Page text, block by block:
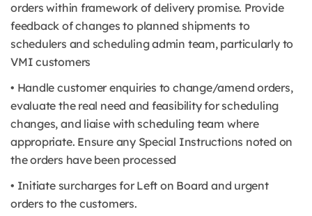
orders within framework of delivery promise. Provide
feedback of changes to planned shipments to
schedulers and scheduling admin team, particularly to
VMI customers
• Handle customer enquiries to change/amend orders,
evaluate the real need and feasibility for scheduling
changes, and liaise with scheduling team where
appropriate. Ensure any Special Instructions noted on
the orders have been processed
• Initiate surcharges for Left on Board and urgent
orders to the customers.